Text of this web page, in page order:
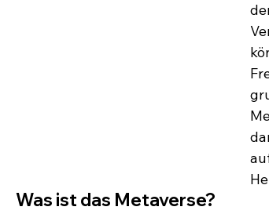
Was ist das Metaverse?